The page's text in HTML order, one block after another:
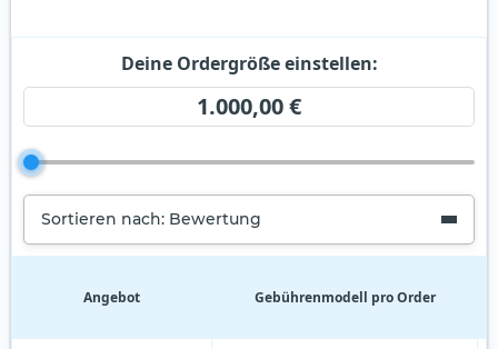
Deine Ordergröße einstellen:
1.000,00 €
Sortieren nach: Bewertung
Angebot Gebührenmodell pro Order